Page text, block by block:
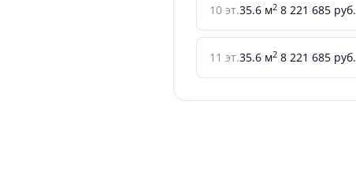
10 эт.35.6 м2 8 221 685 руб.
11 эт.35.6 м2 8 221 685 руб.